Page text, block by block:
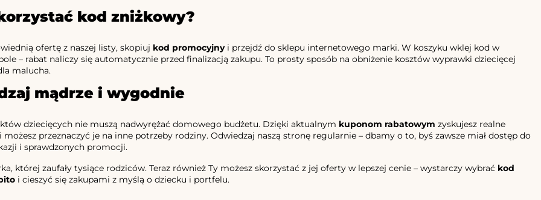
kod zniżkowy?
ofertę z naszej listy, skopiuj kod promocyjnyi przejdź do sklepu internetowego marki. W koszyku wklej kod w
– rabat naliczy się automatycznie przed finalizacją zakupu. To prosty sposób na obniżenie kosztów wyprawki dziecięcej
malucha.
mądrze i wygodnie
dziecięcych nie muszą nadwyrężać domowego budżetu. Dzięki aktualnym kuponom rabatowym zyskujesz realne
możesz przeznaczyć je na inne potrzeby rodziny. Odwiedzaj naszą stronę regularnie – dbamy o to, byś zawsze miał dostęp do
i sprawdzonych promocji.
której zaufały tysiące rodziców. Teraz również Ty możesz skorzystać z jej oferty w lepszej cenie – wystarczy wybrać kod
i cieszyć się zakupami z myślą o dziecku i portfelu.